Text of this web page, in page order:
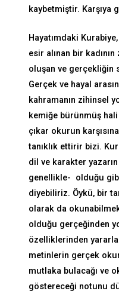
kaybetmiştir. Karşıya
Hayatımdaki
esir alınan bir
oluşan ve gerçekliğin
Gerçek ve hayal
kahramanın zihinsel
kemiğe bürünmüş
çıkar okurun
tanıklık ettirir bizi.
dil ve karakter
genellikle- olduğu
diyebiliriz. Öykü, bir
olarak da
olduğu gerçeğinden
özelliklerinden
metinlerin gerçek
mutlaka bulacağı ve
göstereceği notunu